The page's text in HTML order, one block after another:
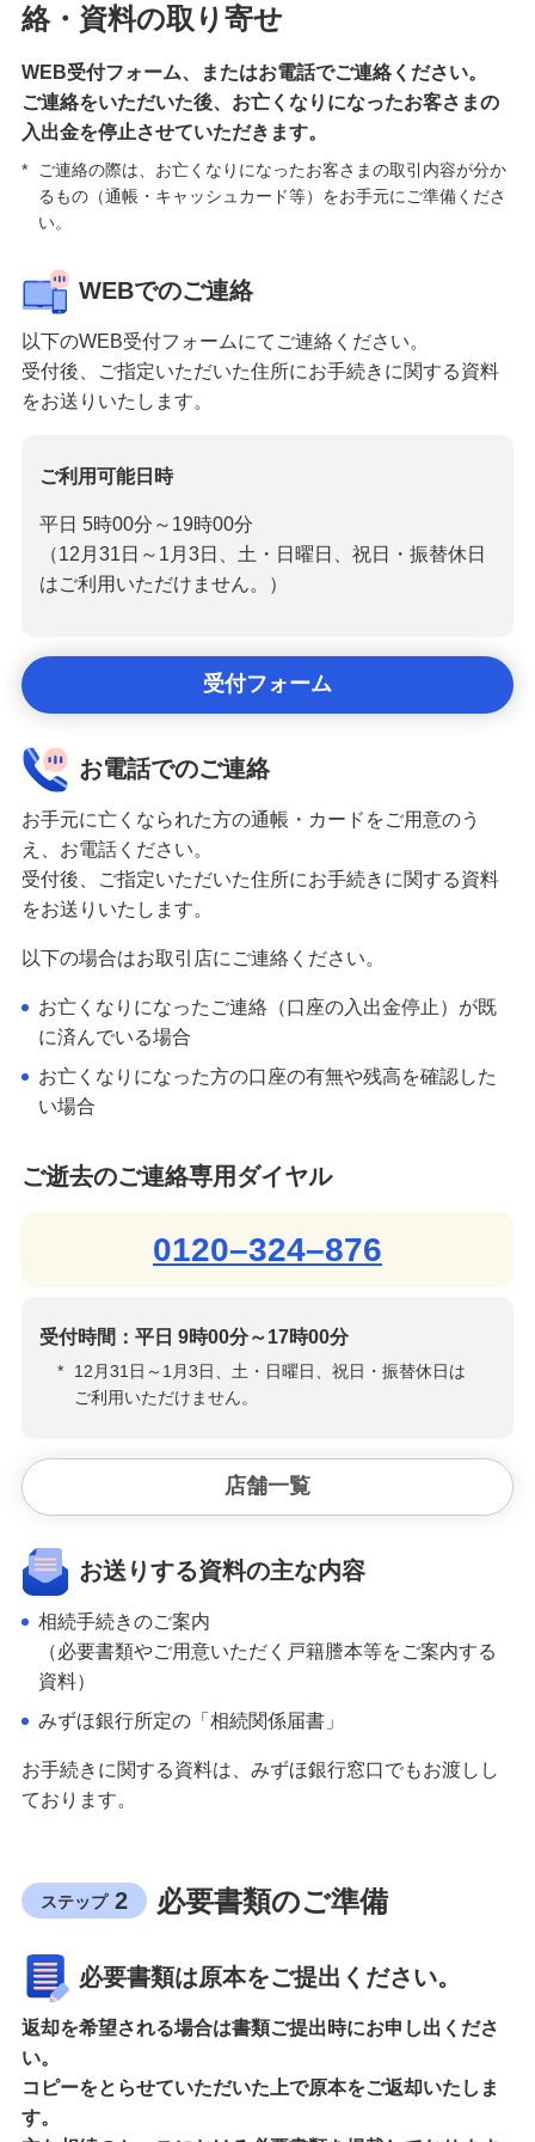
絡・資料の取り寄せ
WEB受付フォーム、またはお電話でご連絡ください。
ご連絡をいただいた後、お亡くなりになったお客さまの
入出金を停止させていただきます。
*
ご連絡の際は、お亡くなりになったお客さまの取引内容が分か
るもの（通帳・キャッシュカード等）をお手元にご準備くださ
い。
WEBでのご連絡
以下のWEB受付フォームにてご連絡ください。
受付後、ご指定いただいた住所にお手続きに関する資料
をお送りいたします。
ご利用可能日時
平日 5時00分～19時00分
（12月31日～1月3日、土・日曜日、祝日・振替休日
はご利用いただけません。）
受付フォーム
お電話でのご連絡
お手元に亡くなられた方の通帳・カードをご用意のう
え、お電話ください。
受付後、ご指定いただいた住所にお手続きに関する資料
をお送りいたします。
以下の場合はお取引店にご連絡ください。
お亡くなりになったご連絡（口座の入出金停止）が既
に済んでいる場合
お亡くなりになった方の口座の有無や残高を確認した
い場合
ご逝去のご連絡専用ダイヤル
0120–324–876
受付時間：平日 9時00分～17時00分
*
12月31日～1月3日、土・日曜日、祝日・振替休日は
ご利用いただけません。
店舗一覧
お送りする資料の主な内容
相続手続きのご案内
（必要書類やご用意いただく戸籍謄本等をご案内する
資料）
みずほ銀行所定の「相続関係届書」
お手続きに関する資料は、みずほ銀行窓口でもお渡しし
ております。
ステップ 2 必要書類のご準備
必要書類は原本をご提出ください。
返却を希望される場合は書類ご提出時にお申し出くださ
い。
コピーをとらせていただいた上で原本をご返却いたしま
す。